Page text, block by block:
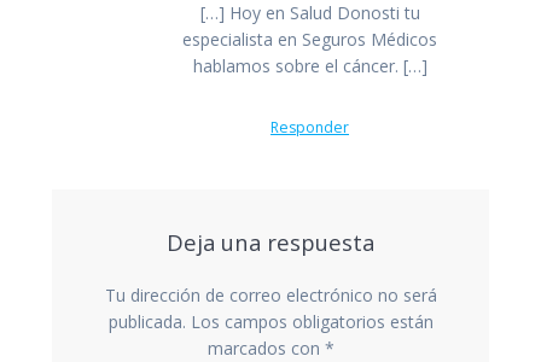
[…] Hoy en Salud Donosti tu
especialista en Seguros Médicos
hablamos sobre el cáncer. […]
Responder
Deja una respuesta
Tu dirección de correo electrónico no será
publicada. Los campos obligatorios están
marcados con *